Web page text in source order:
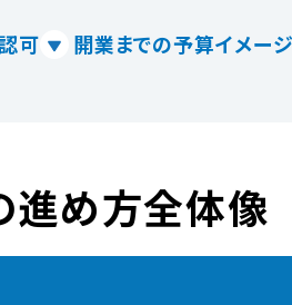
可
開業までの予算イメー
進め方全体像